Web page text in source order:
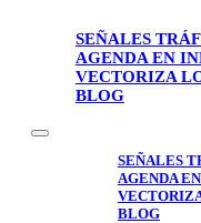
SEÑALES
AGENDA EN
VECTORIZA
BLOG
SEÑALES
AGENDA
BLOG